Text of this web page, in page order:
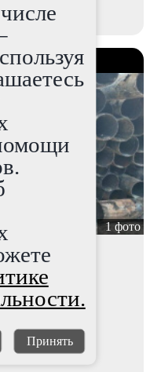
1 фото
+2500
Принять